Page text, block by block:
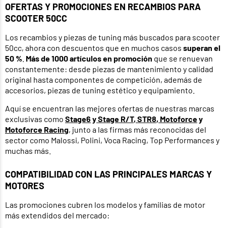
OFERTAS Y PROMOCIONES EN RECAMBIOS PARA
SCOOTER 50CC
Los recambios y piezas de tuning más buscados para scooter
50cc, ahora con descuentos que en muchos casos superan el
50 % Más de 1000 artículos en promoción que se renuevan
constantemente: desde piezas de mantenimiento y calidad
original hasta componentes de competición, además de
accesorios, piezas de tuning estético y equipamiento.
Aquí se encuentran las mejores ofertas de nuestras marcas
exclusivas como Stage6 yStage R/T, STR8, Motoforcey
Motoforce Racing, junto a las firmas más reconocidas del
sector como Malossi, Polini, Voca Racing, Top Performances y
muchas más.
COMPATIBILIDAD CON LAS PRINCIPALES MARCAS Y
MOTORES
Las promociones cubren los modelos y familias de motor
más extendidos del mercado: